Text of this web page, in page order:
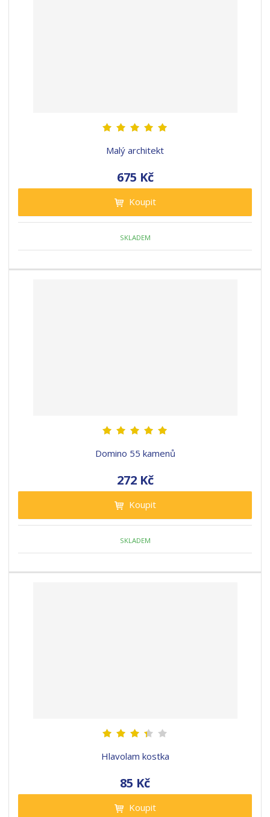
Malý architekt
675 Kč
Koupit
SKLADEM
Domino 55 kamenů
272 Kč
Koupit
SKLADEM
Hlavolam kostka
85 Kč
Koupit